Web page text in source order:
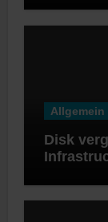
Allgemein
Disk